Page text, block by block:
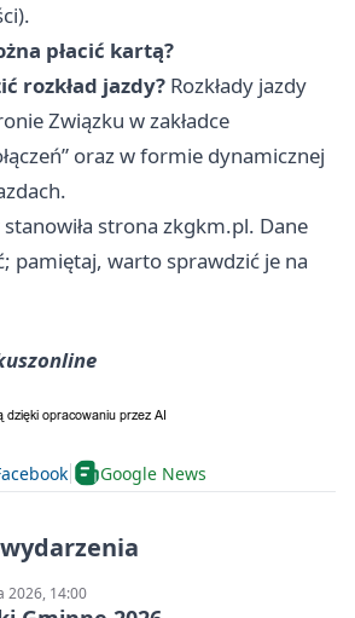
płacić kartą?
rozkład jazdy? Rozkłady jazdy
Związku w zakładce
oraz w formie dynamicznej
stanowiła strona zkgkm.pl. Dane
pamiętaj, warto sprawdzić je na
Google News
2026, 14:00